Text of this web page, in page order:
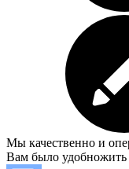
Мы качественно и
Вам было удобножить